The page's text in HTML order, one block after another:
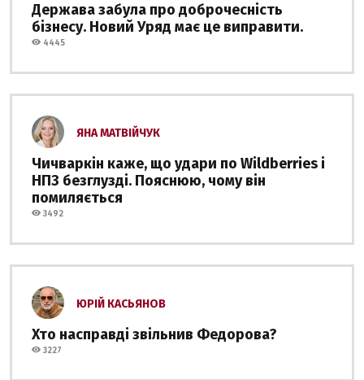
Держава забула про доброчесність
бізнесу. Новий Уряд має це виправити.
4445
ЯНА МАТВІЙЧУК
Чичваркін каже, що удари по Wildberries і
НПЗ безглузді. Пояснюю, чому він
помиляється
3492
ЮРІЙ КАСЬЯНОВ
Хто насправді звільнив Федорова?
3227